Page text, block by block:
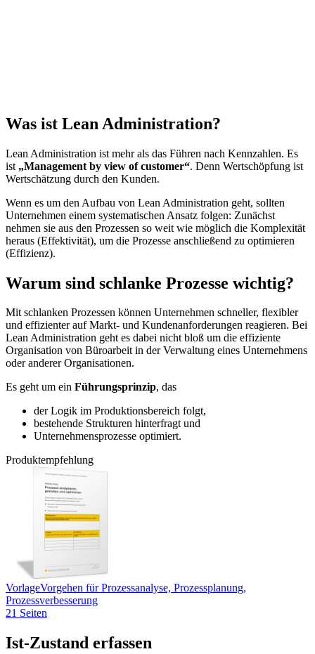
Was ist Lean Administration?
Lean Administration ist mehr als das Führen nach Kennzahlen. Es
ist „Management by view of customer“. Denn Wertschöpfung ist
Wertschätzung durch den Kunden.
Wenn es um den Aufbau von Lean Administration geht, sollten
Unternehmen einem systematischen Ansatz folgen: Zunächst
nehmen sie aus den Prozessen so weit wie möglich die Komplexität
heraus (Effektivität), um die Prozesse anschließend zu optimieren
(Effizienz).
Warum sind schlanke Prozesse wichtig?
Mit schlanken Prozessen können Unternehmen schneller, flexibler
und effizienter auf Markt- und Kundenanforderungen reagieren. Bei
Lean Administration geht es dabei nicht bloß um die effiziente
Organisation von Büroarbeit in der Verwaltung eines Unternehmens
oder anderer Organisationen.
Es geht um ein Führungsprinzip, das
der Logik im Produktionsbereich folgt,
bestehende Strukturen hinterfragt und
Unternehmensprozesse optimiert.
Produktempfehlung
VorlageVorgehen für Prozessanalyse, Prozessplanung,
Prozessverbesserung
21 Seiten
Ist-Zustand erfassen